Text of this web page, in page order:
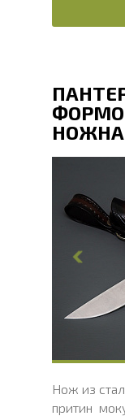
Общая
Длина
Ширина
Толщина
Ширина
Длина
Толщина
Твердость
Нож из
притин